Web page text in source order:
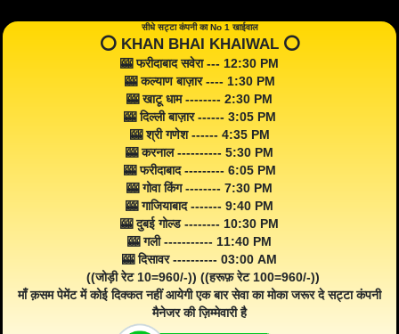
सीधे सट्टा कंपनी का No 1 खाईवाल
⭕️ KHAN BHAI KHAIWAL ⭕️
🎰 फरीदाबाद सवेरा --- 12:30 PM
🎰 कल्याण बाज़ार ---- 1:30 PM
🎰 खाटू धाम -------- 2:30 PM
🎰 दिल्ली बाज़ार ------ 3:05 PM
🎰 श्री गणेश ------ 4:35 PM
🎰 करनाल ---------- 5:30 PM
🎰 फरीदाबाद --------- 6:05 PM
🎰 गोवा किंग -------- 7:30 PM
🎰 गाजियाबाद ------- 9:40 PM
🎰 दुबई गोल्ड -------- 10:30 PM
🎰 गली ----------- 11:40 PM
🎰 दिसावर ---------- 03:00 AM
((जोड़ी रेट 10=960/-)) ((हरूफ़ रेट 100=960/-))
माँ क़सम पेमेंट में कोई दिक्कत नहीं आयेगी एक बार सेवा का मोका जरूर दे सट्टा कंपनी
मैनेजर की ज़िम्मेवारी है